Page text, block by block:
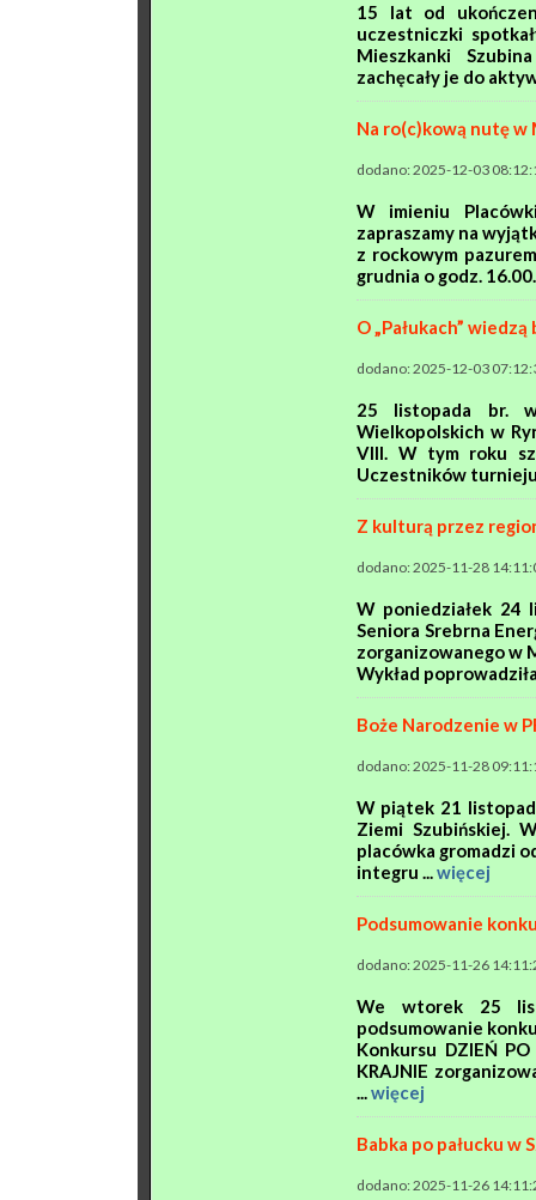
15 lat od
uczestniczki
Mieszkanki
zachęcały je do
Na ro(c)kową nutę w
dodano: 2025-12-03
W imieniu
zapraszamy na
z rockowym
grudnia o godz.
O „Pałukach”
dodano: 2025-12-03
25 listopada br. w
Wielkopolskich w
VIII. W tym roku
Uczestników
Z kulturą przez
dodano: 2025-11-28
W poniedziałek 24
Seniora Srebrna
zorganizowanego w
Wykład
Boże Narodzenie w
dodano: 2025-11-28
W piątek 21
Ziemi Szubińskiej.
placówka gromadzi
integru ...więcej
Podsumowanie
dodano: 2025-11-26
We wtorek 25
podsumowanie
Konkursu DZIEŃ PO
KRAJNIE
...więcej
Babka po pałucku w
dodano: 2025-11-26